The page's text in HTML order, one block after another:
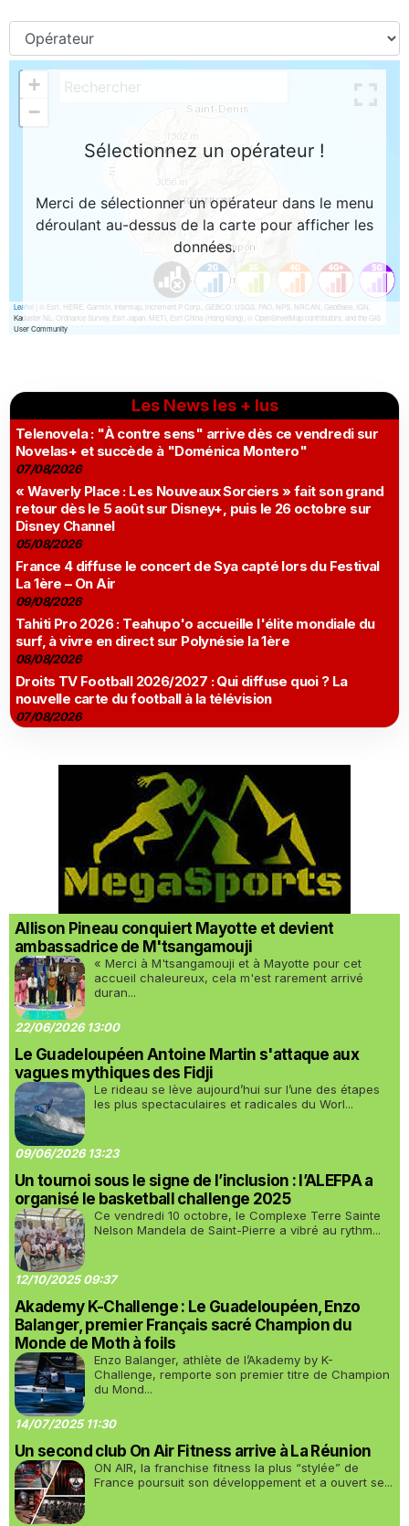
Les News les + lus
Telenovela : "À contre sens" arrive dès ce vendredi sur
Novelas+ et succède à "Doménica Montero"
07/08/2026
« Waverly Place : Les Nouveaux Sorciers » fait son grand
retour dès le 5 août sur Disney+, puis le 26 octobre sur
Disney Channel
05/08/2026
France 4 diffuse le concert de Sya capté lors du Festival
La 1ère – On Air
09/08/2026
Tahiti Pro 2026 : Teahupo'o accueille l'élite mondiale du
surf, à vivre en direct sur Polynésie la 1ère
08/08/2026
Droits TV Football 2026/2027 : Qui diffuse quoi ? La
nouvelle carte du football à la télévision
07/08/2026
Allison Pineau conquiert Mayotte et devient
ambassadrice de M'tsangamouji
« Merci à M'tsangamouji et à Mayotte pour cet
accueil chaleureux, cela m'est rarement arrivé
duran...
22/06/2026 13:00
Le Guadeloupéen Antoine Martin s'attaque aux
vagues mythiques des Fidji
Le rideau se lève aujourd’hui sur l’une des étapes
les plus spectaculaires et radicales du Worl...
09/06/2026 13:23
Un tournoi sous le signe de l’inclusion : l’ALEFPA a
organisé le basketball challenge 2025
Ce vendredi 10 octobre, le Complexe Terre Sainte
Nelson Mandela de Saint-Pierre a vibré au rythm...
12/10/2025 09:37
Akademy K-Challenge : Le Guadeloupéen, Enzo
Balanger, premier Français sacré Champion du
Monde de Moth à foils
Enzo Balanger, athlète de l’Akademy by K-
Challenge, remporte son premier titre de Champion
du Mond...
14/07/2025 11:30
Un second club On Air Fitness arrive à La Réunion
ON AIR, la franchise fitness la plus “stylée” de
France poursuit son développement et a ouvert se...